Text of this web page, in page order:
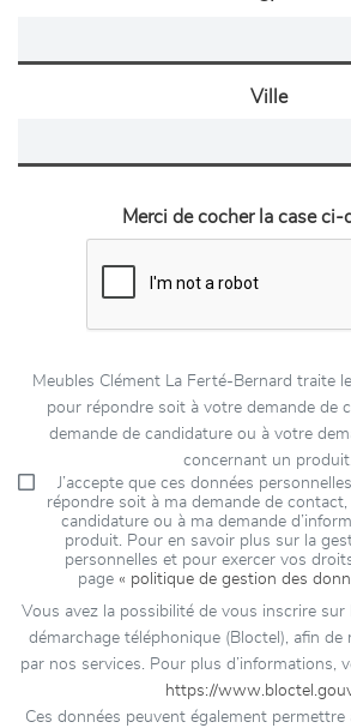
Ville
Merci de cocher la case ci-
Meubles Clément La Ferté-Bernard traite
pour répondre soit à votre demande de
demande de candidature ou à votre
concernant un produit.
J’accepte que ces données
répondre soit à ma demande de
candidature ou à ma demande
produit. Pour en savoir plus sur la
personnelles et pour exercer vos
page « politique de gestion des
Vous avez la possibilité de vous inscrire sur
démarchage téléphonique (Bloctel), afin de
par nos services. Pour plus d’informations,
https://
Ces données peuvent également permettre